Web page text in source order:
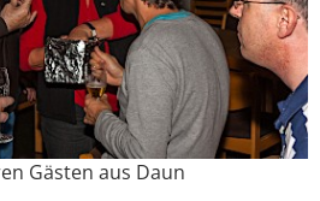
Gästen aus Daun